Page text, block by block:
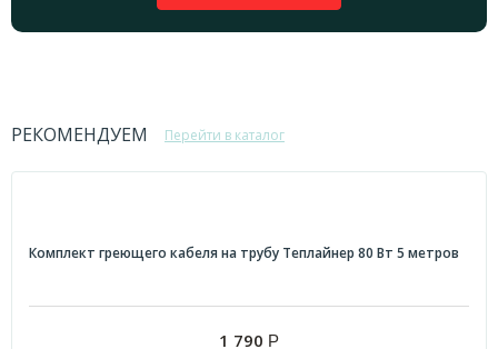
РЕКОМЕНДУЕМ Перейти в каталог
Комплект греющего кабеля на трубу Теплайнер 80 Вт 5 метров
1 790 Р